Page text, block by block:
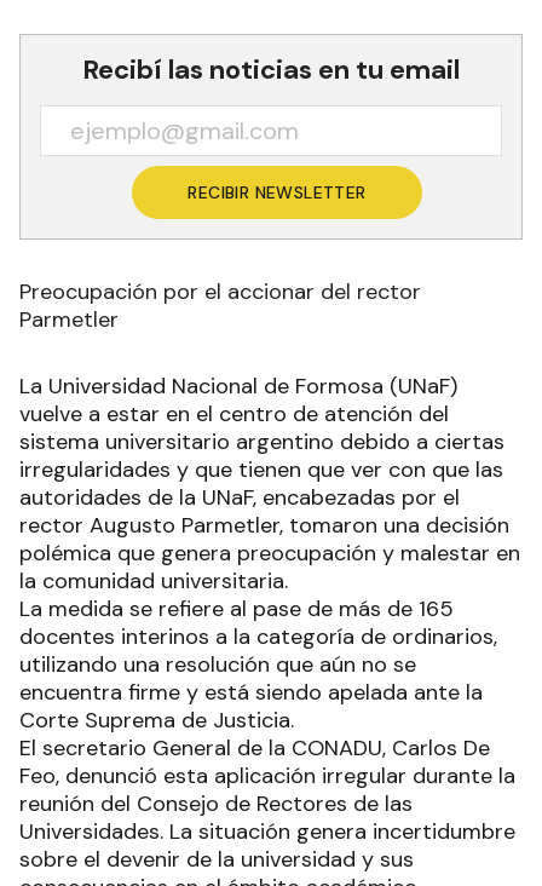
Recibí las noticias en tu email
RECIBIR NEWSLETTER
Preocupación por el accionar del rector
Parmetler
La Universidad Nacional de Formosa (UNaF)
vuelve a estar en el centro de atención del
sistema universitario argentino debido a ciertas
irregularidades y que tienen que ver con que las
autoridades de la UNaF, encabezadas por el
rector Augusto Parmetler, tomaron una decisión
polémica que genera preocupación y malestar en
la comunidad universitaria.
La medida se refiere al pase de más de 165
docentes interinos a la categoría de ordinarios,
utilizando una resolución que aún no se
encuentra firme y está siendo apelada ante la
Corte Suprema de Justicia.
El secretario General de la CONADU, Carlos De
Feo, denunció esta aplicación irregular durante la
reunión del Consejo de Rectores de las
Universidades. La situación genera incertidumbre
sobre el devenir de la universidad y sus